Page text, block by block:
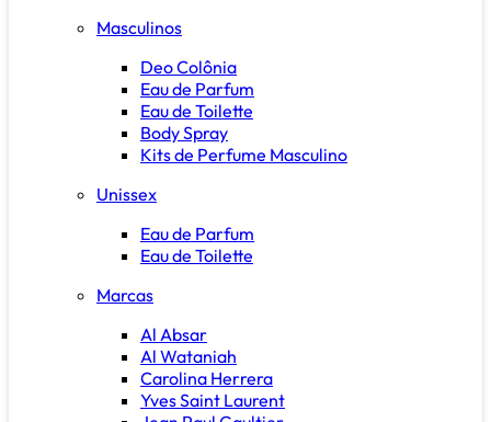
Masculinos
Deo Colônia
Eau de Parfum
Eau de Toilette
Body Spray
Kits de Perfume Masculino
Unissex
Eau de Parfum
Eau de Toilette
Marcas
Al Absar
Al Wataniah
Carolina Herrera
Yves Saint Laurent